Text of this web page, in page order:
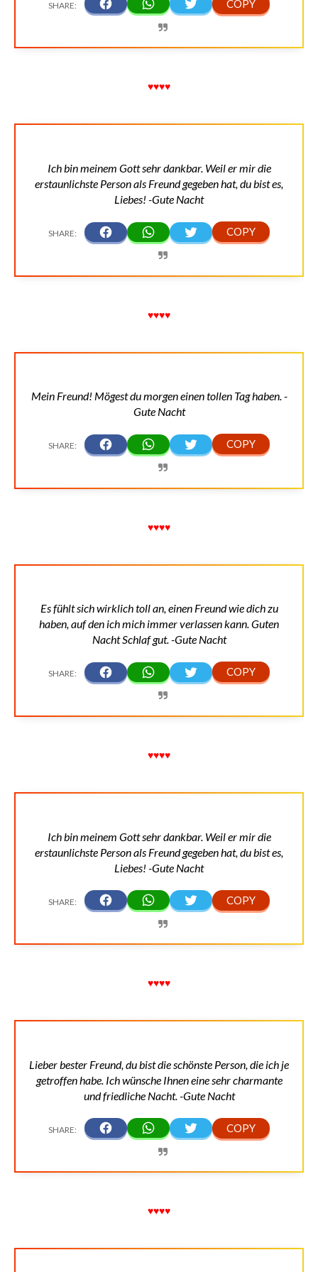
♥♥♥♥
Ich bin meinem Gott sehr dankbar. Weil er mir die
erstaunlichste Person als Freund gegeben hat, du bist es,
Liebes! -Gute Nacht
♥♥♥♥
Mein Freund! Mögest du morgen einen tollen Tag haben. -
Gute Nacht
♥♥♥♥
Es fühlt sich wirklich toll an, einen Freund wie dich zu
haben, auf den ich mich immer verlassen kann. Guten
Nacht Schlaf gut. -Gute Nacht
♥♥♥♥
Ich bin meinem Gott sehr dankbar. Weil er mir die
erstaunlichste Person als Freund gegeben hat, du bist es,
Liebes! -Gute Nacht
♥♥♥♥
Lieber bester Freund, du bist die schönste Person, die ich je
getroffen habe. Ich wünsche Ihnen eine sehr charmante
und friedliche Nacht. -Gute Nacht
♥♥♥♥